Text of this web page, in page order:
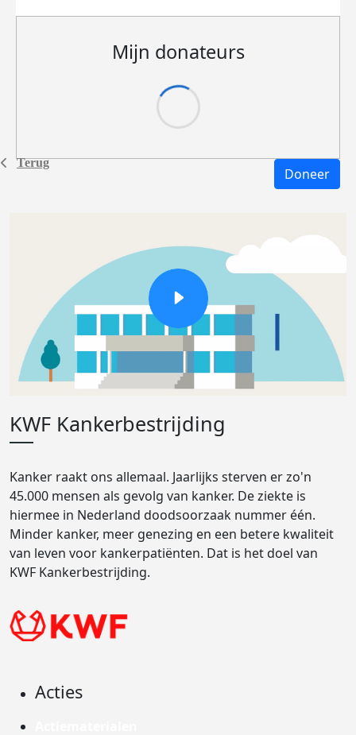
Terug
Mijn donateurs
Doneer
KWF Kankerbestrijding
Kanker raakt ons allemaal. Jaarlijks sterven er zo'n
45.000 mensen als gevolg van kanker. De ziekte is
hiermee in Nederland doodsoorzaak nummer één.
Minder kanker, meer genezing en een betere kwaliteit
van leven voor kankerpatiënten. Dat is het doel van
KWF Kankerbestrijding.
Acties